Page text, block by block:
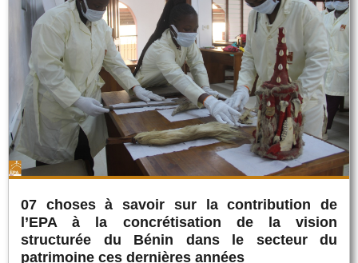
07 choses à savoir sur la contribution de
l’EPA à la concrétisation de la vision
structurée du Bénin dans le secteur du
patrimoine ces dernières années